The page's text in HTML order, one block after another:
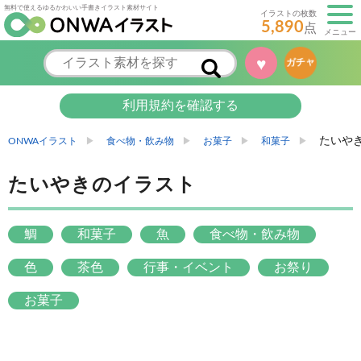
無料で使えるゆるかわいい手書きイラスト素材サイト
イラストの枚数
5,890点 メニュー
♥ ガチャ
利用規約を確認する
ONWAイラスト 食べ物・飲み物 お菓子 和菓子 たいや
たいやきのイラスト
鯛 和菓子 魚 食べ物・飲み物
色 茶色 行事・イベント お祭り
お菓子